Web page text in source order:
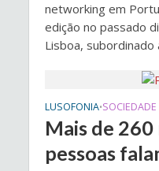
networking em
edição no passado
Lisboa, subordinado
LUSOFONIA•SOCIEDADE
Mais de
pessoas